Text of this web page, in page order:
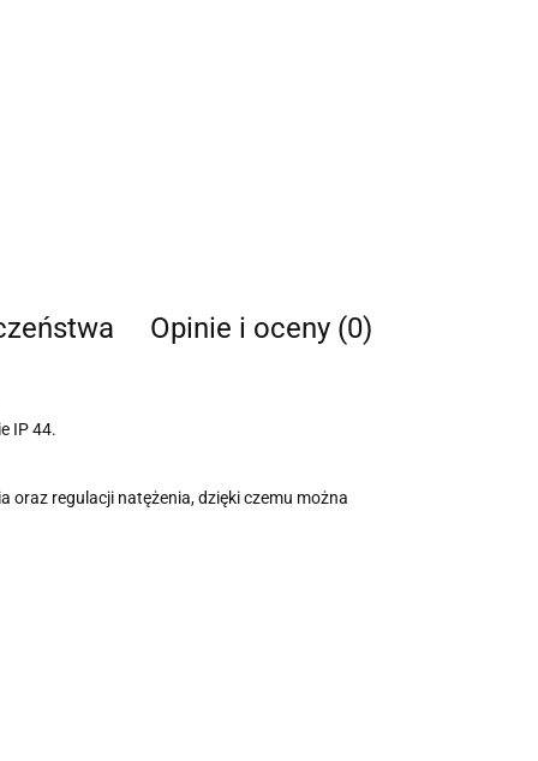
Opinie i oceny (0)
IP 44.
oraz regulacji natężenia, dzięki czemu można